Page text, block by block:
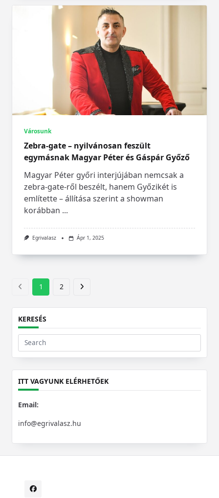
Városunk
Zebra-gate – nyilvánosan feszült
egymásnak Magyar Péter és Gáspár Győző
Magyar Péter győri interjújában nemcsak a
zebra-gate-ről beszélt, hanem Győzikét is
említette – állítása szerint a showman
korábban ...
Egrivalasz Ápr 1, 2025
1 2
KERESÉS
Search
for:
ITT VAGYUNK ELÉRHETŐEK
Email:
info@egrivalasz.hu